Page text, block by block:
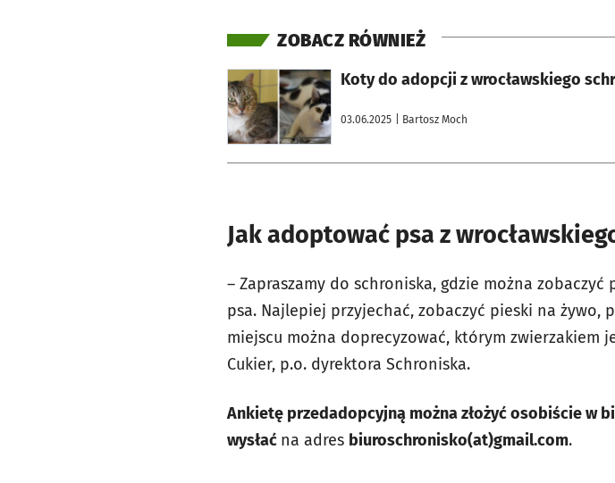
ZOBACZ RÓWNIEŻ
Koty do adopcji z wrocławskiego
03.06.2025 | Bartosz Moch
otworzy się w nowej karcie
Jak adoptować psa z
– Zapraszamy do schroniska, gdzie można
psa. Najlepiej przyjechać, zobaczyć pieski na
miejscu można doprecyzować, którym zwierzakiem
Cukier, p.o. dyrektora Schroniska.
Ankietę przedadopcyjną można złożyć osobiście w
wysłać na adres biuroschronisko(at)gmail.com.